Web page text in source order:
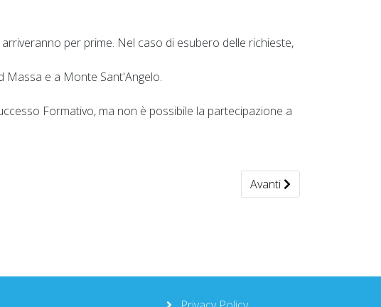
per prime. Nel caso di esubero delle richieste,
Massa e a Monte Sant'Angelo.
Formativo, ma non è possibile la partecipazione a
Articolo successivo:
Avanti